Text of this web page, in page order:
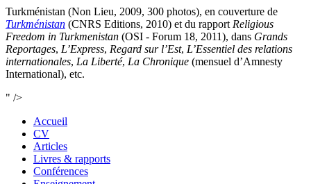
Turkménistan (Non Lieu, 2009, 300 photos), en couverture de
Turkménistan (CNRS Editions, 2010) et du rapport Religious
Freedom in Turkmenistan (OSI - Forum 18, 2011), dans Grands
Reportages, L’Express, Regard sur l’Est, L’Essentiel des relations
internationales, La Liberté, La Chronique (mensuel d’Amnesty
International), etc.
" />
Accueil
CV
Articles
Livres & rapports
Conférences